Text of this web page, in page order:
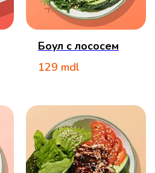
Боул с лососем
129 mdl